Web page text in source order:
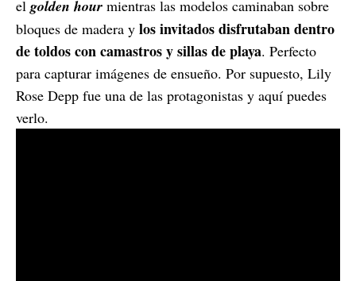
el golden hour mientras las modelos caminaban sobre
bloques de madera y los invitados disfrutaban dentro
de toldos con camastros y sillas de playa. Perfecto
para capturar imágenes de ensueño. Por supuesto, Lily
Rose Depp fue una de las protagonistas y aquí puedes
verlo.